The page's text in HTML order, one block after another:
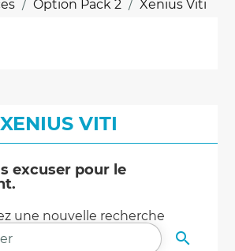
Option Pack 2 Xenius Viti
XENIUS VITI
excuser pour le
une nouvelle recherche
